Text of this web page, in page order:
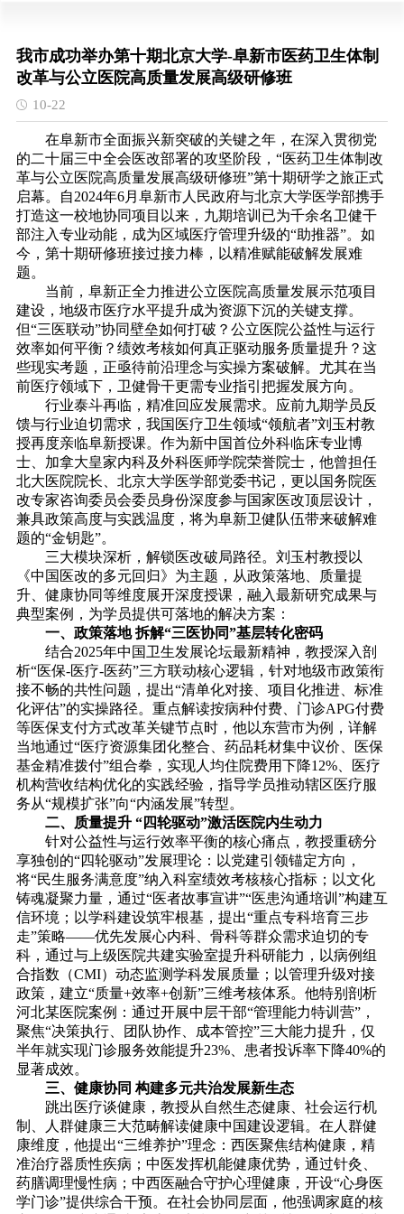
我市成功举办第十期北京大学-阜新市医药卫生体制
改革与公立医院高质量发展高级研修班
10-22
在阜新市全面振兴新突破的关键之年，在深入贯彻党
的二十届三中全会医改部署的攻坚阶段，“医药卫生体制改
革与公立医院高质量发展高级研修班”第十期研学之旅正式
启幕。自2024年6月阜新市人民政府与北京大学医学部携手
打造这一校地协同项目以来，九期培训已为千余名卫健干
部注入专业动能，成为区域医疗管理升级的“助推器”。如
今，第十期研修班接过接力棒，以精准赋能破解发展难
题。
当前，阜新正全力推进公立医院高质量发展示范项目
建设，地级市医疗水平提升成为资源下沉的关键支撑。
但“三医联动”协同壁垒如何打破？公立医院公益性与运行
效率如何平衡？绩效考核如何真正驱动服务质量提升？这
些现实考题，正亟待前沿理念与实操方案破解。尤其在当
前医疗领域下，卫健骨干更需专业指引把握发展方向。
行业泰斗再临，精准回应发展需求。应前九期学员反
馈与行业迫切需求，我国医疗卫生领域“领航者”刘玉村教
授再度亲临阜新授课。作为新中国首位外科临床专业博
士、加拿大皇家内科及外科医师学院荣誉院士，他曾担任
北大医院院长、北京大学医学部党委书记，更以国务院医
改专家咨询委员会委员身份深度参与国家医改顶层设计，
兼具政策高度与实践温度，将为阜新卫健队伍带来破解难
题的“金钥匙”。
三大模块深析，解锁医改破局路径。刘玉村教授以
《中国医改的多元回归》为主题，从政策落地、质量提
升、健康协同等维度展开深度授课，融入最新研究成果与
典型案例，为学员提供可落地的解决方案：
一、政策落地 拆解“三医协同”基层转化密码
结合2025年中国卫生发展论坛最新精神，教授深入剖
析“医保-医疗-医药”三方联动核心逻辑，针对地级市政策衔
接不畅的共性问题，提出“清单化对接、项目化推进、标准
化评估”的实操路径。重点解读按病种付费、门诊APG付费
等医保支付方式改革关键节点时，他以东营市为例，详解
当地通过“医疗资源集团化整合、药品耗材集中议价、医保
基金精准拨付”组合拳，实现人均住院费用下降12%、医疗
机构营收结构优化的实践经验，指导学员推动辖区医疗服
务从“规模扩张”向“内涵发展”转型。
二、质量提升 “四轮驱动”激活医院内生动力
针对公益性与运行效率平衡的核心痛点，教授重磅分
享独创的“四轮驱动”发展理论：以党建引领锚定方向，
将“民生服务满意度”纳入科室绩效考核核心指标；以文化
铸魂凝聚力量，通过“医者故事宣讲”“医患沟通培训”构建互
信环境；以学科建设筑牢根基，提出“重点专科培育三步
走”策略——优先发展心内科、骨科等群众需求迫切的专
科，通过与上级医院共建实验室提升科研能力，以病例组
合指数（CMI）动态监测学科发展质量；以管理升级对接
政策，建立“质量+效率+创新”三维考核体系。他特别剖析
河北某医院案例：通过开展中层干部“管理能力特训营”，
聚焦“决策执行、团队协作、成本管控”三大能力提升，仅
半年就实现门诊服务效能提升23%、患者投诉率下降40%的
显著成效。
三、健康协同 构建多元共治发展新生态
跳出医疗谈健康，教授从自然生态健康、社会运行机
制、人群健康三大范畴解读健康中国建设逻辑。在人群健
康维度，他提出“三维养护”理念：西医聚焦结构健康，精
准治疗器质性疾病；中医发挥机能健康优势，通过针灸、
药膳调理慢性病；中西医融合守护心理健康，开设“心身医
学门诊”提供综合干预。在社会协同层面，他强调家庭的核